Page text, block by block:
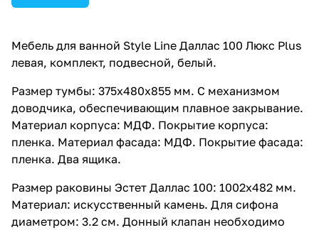
Мебель для ванной Style Line Даллас 100 Люкс Plus
левая, комплект, подвесной, белый.
Размер тумбы: 375x480x855 мм. С механизмом
доводчика, обеспечивающим плавное закрывание.
Материал корпуса: МДФ. Покрытие корпуса:
пленка. Материал фасада: МДФ. Покрытие фасада:
пленка. Два ящика.
Размер раковины Эстет Даллас 100: 1002x482 мм.
Материал: искусственный камень. Для сифона
диаметром: 3.2 см. Донный клапан необходимо